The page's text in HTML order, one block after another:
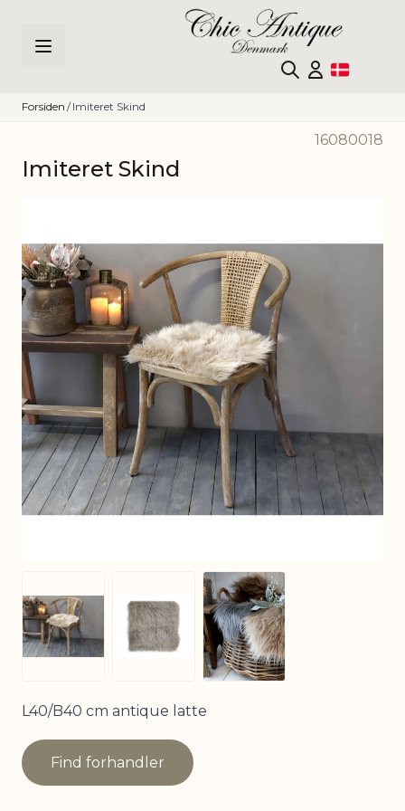
Forsiden / Imiteret Skind
16080018
Imiteret Skind
View larger imageView larger image
View larger image
L40/B40 cm antique latte
Find forhandler